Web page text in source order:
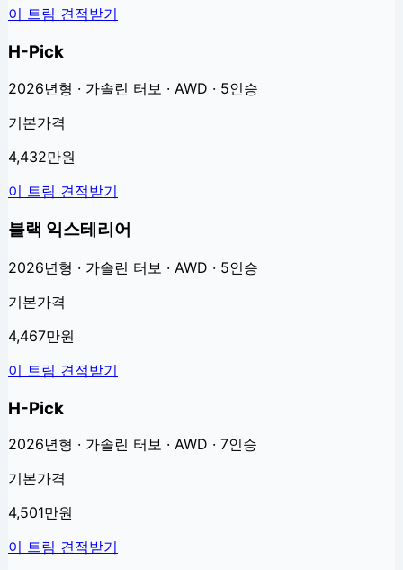
이 트림 견적받기
H-Pick
2026년형 · 가솔린 터보 · AWD · 5인승
기본가격
4,432만원
이 트림 견적받기
블랙 익스테리어
2026년형 · 가솔린 터보 · AWD · 5인승
기본가격
4,467만원
이 트림 견적받기
H-Pick
2026년형 · 가솔린 터보 · AWD · 7인승
기본가격
4,501만원
이 트림 견적받기